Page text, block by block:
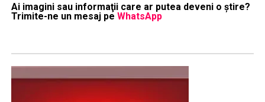
Ai imagini sau informaţii care ar putea deveni o ştire?
Trimite-ne un mesaj pe WhatsApp